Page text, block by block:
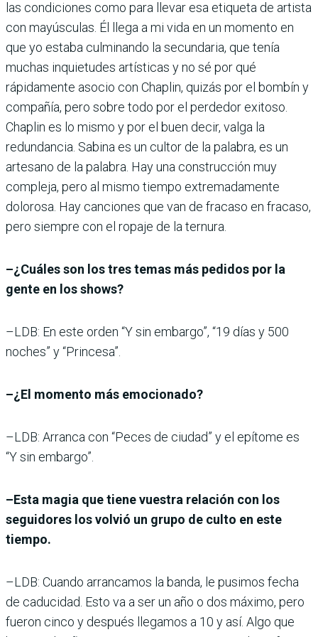
las condiciones como para llevar esa etiqueta de artista
con mayúsculas. Él llega a mi vida en un momento en
que yo estaba culminando la secundaria, que tenía
muchas inquietudes artísticas y no sé por qué
rápidamente asocio con Chaplin, quizás por el bombín y
compañía, pero sobre todo por el perdedor exitoso.
Chaplin es lo mismo y por el buen decir, valga la
redundancia. Sabina es un cultor de la palabra, es un
artesano de la palabra. Hay una construcción muy
compleja, pero al mismo tiempo extremadamente
dolorosa. Hay canciones que van de fracaso en fracaso,
pero siempre con el ropaje de la ternura.
–¿Cuáles son los tres temas más pedidos por la
gente en los shows?
–LDB: En este orden “Y sin embargo”, “19 días y 500
noches” y “Princesa”.
–¿El momento más emocionado?
–LDB: Arranca con “Peces de ciudad” y el epítome es
“Y sin embargo”.
–Esta magia que tiene vuestra relación con los
seguidores los volvió un grupo de culto en este
tiempo.
–LDB: Cuando arrancamos la banda, le pusimos fecha
de caducidad. Esto va a ser un año o dos máximo, pero
fueron cinco y después llegamos a 10 y así. Algo que